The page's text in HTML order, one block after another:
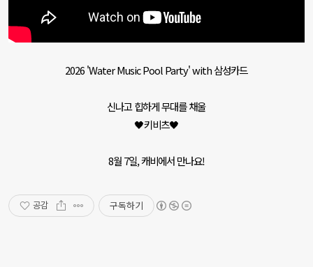
2026 'Water Music Pool Party' with 삼성카드
신나고 힙하게 무대를 채울
🖤키비츠🖤
8월 7일, 캐비에서 만나요!
공감 구독하기